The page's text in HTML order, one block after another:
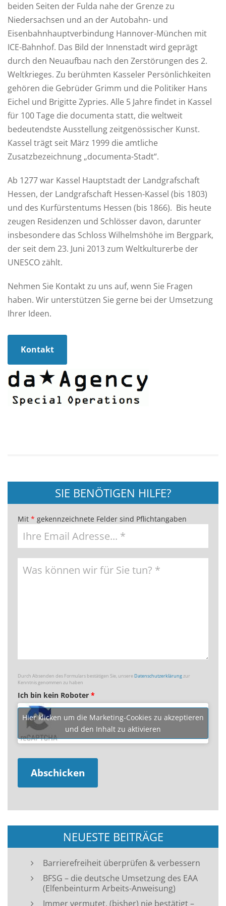
beiden Seiten der Fulda nahe der Grenze zu
Niedersachsen und an der Autobahn- und
Eisenbahnhauptverbindung Hannover-München mit
ICE-Bahnhof. Das Bild der Innenstadt wird geprägt
durch den Neuaufbau nach den Zerstörungen des 2.
Weltkrieges. Zu berühmten Kasseler Persönlichkeiten
gehören die Gebrüder Grimm und die Politiker Hans
Eichel und Brigitte Zypries. Alle 5 Jahre findet in Kassel
für 100 Tage die documenta statt, die weltweit
bedeutendste Ausstellung zeitgenössischer Kunst.
Kassel trägt seit März 1999 die amtliche
Zusatzbezeichnung „documenta-Stadt“.
Ab 1277 war Kassel Hauptstadt der Landgrafschaft
Hessen, der Landgrafschaft Hessen-Kassel (bis 1803)
und des Kurfürstentums Hessen (bis 1866). Bis heute
zeugen Residenzen und Schlösser davon, darunter
insbesondere das Schloss Wilhelmshöhe im Bergpark,
der seit dem 23. Juni 2013 zum Weltkulturerbe der
UNESCO zählt.
Nehmen Sie Kontakt zu uns auf, wenn Sie Fragen
haben. Wir unterstützen Sie gerne bei der Umsetzung
Ihrer Ideen.
Kontakt
SIE BENÖTIGEN HILFE?
Mit * gekennzeichnete Felder sind Pflichtangaben
Durch Absenden des Formulars bestätigen Sie, unsereDatenschutzerklärungzur
Kenntnis genommen zu haben
Ich bin kein Roboter *
Hier klicken um die Marketing-Cookies zu akzeptieren
und den Inhalt zu aktivieren
NEUESTE BEITRÄGE
Barrierefreiheit überprüfen & verbessern
BFSG – die deutsche Umsetzung des EAA
(Elfenbeinturm Arbeits-Anweisung)
Immer vermutet, (bisher) nie bestätigt –